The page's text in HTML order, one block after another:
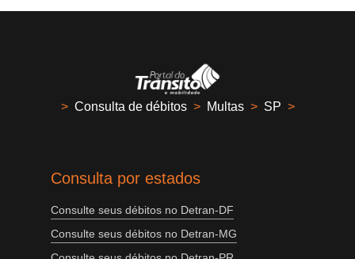
> Consulta de débitos > Multas > SP >
Consulta por estados
Consulte seus débitos no Detran-DF
Consulte seus débitos no Detran-MG